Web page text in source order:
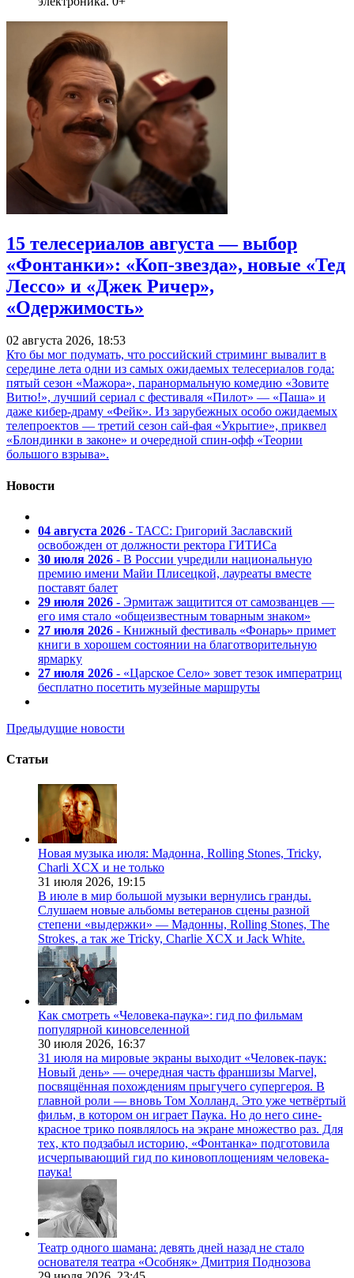
15 телесериалов августа — выбор
«Фонтанки»: «Коп-звезда», новые «Тед
Лессо» и «Джек Ричер»,
«Одержимость»
02 августа 2026, 18:53
Кто бы мог подумать, что российский стриминг вывалит в
середине лета одни из самых ожидаемых телесериалов года:
пятый сезон «Мажора», паранормальную комедию «Зовите
Витю!», лучший сериал с фестиваля «Пилот» — «Паша» и
даже кибер-драму «Фейк». Из зарубежных особо ожидаемых
телепроектов — третий сезон сай-фая «Укрытие», приквел
«Блондинки в законе» и очередной спин-офф «Теории
большого взрыва».
Новости
04 августа 2026 - ТАСС: Григорий Заславский
освобожден от должности ректора ГИТИСа
30 июля 2026 - В России учредили национальную
премию имени Майи Плисецкой, лауреаты вместе
поставят балет
29 июля 2026 - Эрмитаж защитится от самозванцев —
его имя стало «общеизвестным товарным знаком»
27 июля 2026 - Книжный фестиваль «Фонарь» примет
книги в хорошем состоянии на благотворительную
ярмарку
27 июля 2026 - «Царское Село» зовет тезок императриц
бесплатно посетить музейные маршруты
Предыдущие новости
Статьи
Новая музыка июля: Мадонна, Rolling Stones, Tricky,
Charli XCX и не только
31 июля 2026, 19:15
В июле в мир большой музыки вернулись гранды.
Слушаем новые альбомы ветеранов сцены разной
степени «выдержки» — Мадонны, Rolling Stones, The
Strokes, а так же Tricky, Charlie XCX и Jack White.
Как смотреть «Человека-паука»: гид по фильмам
популярной киновселенной
30 июля 2026, 16:37
31 июля на мировые экраны выходит «Человек-паук:
Новый день» — очередная часть франшизы Marvel,
посвящённая похождениям прыгучего супергероя. В
главной роли — вновь Том Холланд. Это уже четвёртый
фильм, в котором он играет Паука. Но до него сине-
красное трико появлялось на экране множество раз. Для
тех, кто подзабыл историю, «Фонтанка» подготовила
исчерпывающий гид по киновоплощениям человека-
паука!
Театр одного шамана: девять дней назад не стало
основателя театра «Особняк» Дмитрия Поднозова